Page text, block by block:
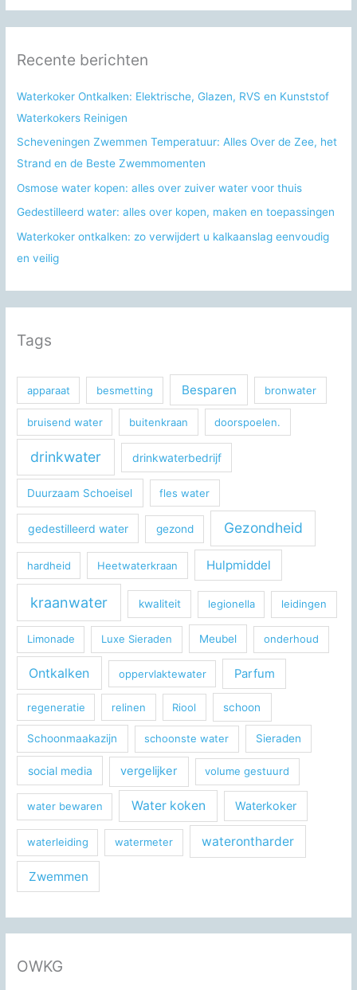
e
k
a
r
:
Recente berichten
Waterkoker Ontkalken: Elektrische, Glazen, RVS en Kunststof
Waterkokers Reinigen
Scheveningen Zwemmen Temperatuur: Alles Over de Zee, het
Strand en de Beste Zwemmomenten
Osmose water kopen: alles over zuiver water voor thuis
Gedestilleerd water: alles over kopen, maken en toepassingen
Waterkoker ontkalken: zo verwijdert u kalkaanslag eenvoudig
en veilig
Tags
apparaat besmetting Besparen bronwater
bruisend water buitenkraan doorspoelen.
drinkwater drinkwaterbedrijf
Duurzaam Schoeisel fles water
gedestilleerd water gezond Gezondheid
hardheid Heetwaterkraan Hulpmiddel
kraanwater kwaliteit legionella leidingen
Limonade Luxe Sieraden Meubel onderhoud
Ontkalken oppervlaktewater Parfum
regeneratie relinen Riool schoon
Schoonmaakazijn schoonste water Sieraden
social media vergelijker volume gestuurd
water bewaren Water koken Waterkoker
waterleiding watermeter waterontharder
Zwemmen
OWKG